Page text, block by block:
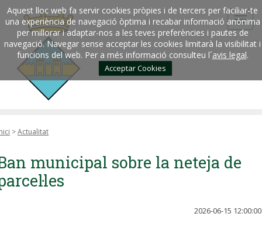
Aquest lloc web fa servir cookies pròpies i de tercers per faciliar-te
una experiència de navegació òptima i recabar informació anònima
per millorar i adaptar-nos a les teves preferències i pautes de
navegació. Navegar sense acceptar les cookies limitarà la visibilitat i
funcions del web. Per a més informació consulteu l´avis legal.
Acceptar Cookies
>Actualitat
municipal sobre la neteja de
2026-06-15 12:00:00